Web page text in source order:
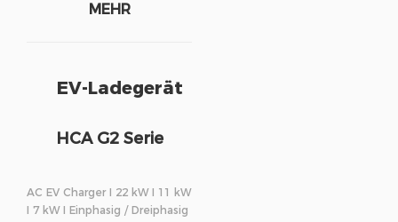
MEHR
EV-Ladegerät
HCA G2 Serie
AC EV Charger I 22 kW I 11 kW
I 7 kW I Einphasig / Dreiphasig